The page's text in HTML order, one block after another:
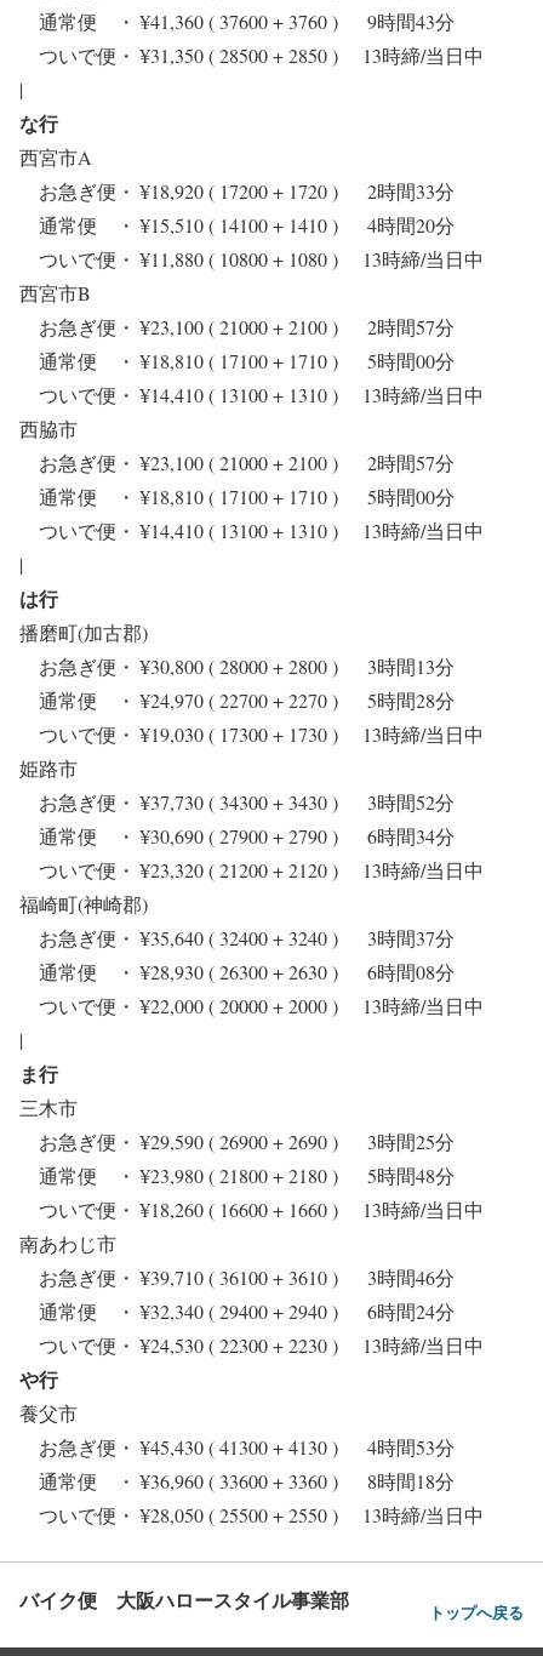
通常便 ・ ¥41,360 ( 37600 + 3760 ) 9時間43分
ついで便・ ¥31,350 ( 28500 + 2850 ) 13時締/当日中
|
な行
西宮市A
お急ぎ便・ ¥18,920 ( 17200 + 1720 ) 2時間33分
通常便 ・ ¥15,510 ( 14100 + 1410 ) 4時間20分
ついで便・ ¥11,880 ( 10800 + 1080 ) 13時締/当日中
西宮市B
お急ぎ便・ ¥23,100 ( 21000 + 2100 ) 2時間57分
通常便 ・ ¥18,810 ( 17100 + 1710 ) 5時間00分
ついで便・ ¥14,410 ( 13100 + 1310 ) 13時締/当日中
西脇市
お急ぎ便・ ¥23,100 ( 21000 + 2100 ) 2時間57分
通常便 ・ ¥18,810 ( 17100 + 1710 ) 5時間00分
ついで便・ ¥14,410 ( 13100 + 1310 ) 13時締/当日中
|
は行
播磨町(加古郡)
お急ぎ便・ ¥30,800 ( 28000 + 2800 ) 3時間13分
通常便 ・ ¥24,970 ( 22700 + 2270 ) 5時間28分
ついで便・ ¥19,030 ( 17300 + 1730 ) 13時締/当日中
姫路市
お急ぎ便・ ¥37,730 ( 34300 + 3430 ) 3時間52分
通常便 ・ ¥30,690 ( 27900 + 2790 ) 6時間34分
ついで便・ ¥23,320 ( 21200 + 2120 ) 13時締/当日中
福崎町(神崎郡)
お急ぎ便・ ¥35,640 ( 32400 + 3240 ) 3時間37分
通常便 ・ ¥28,930 ( 26300 + 2630 ) 6時間08分
ついで便・ ¥22,000 ( 20000 + 2000 ) 13時締/当日中
|
ま行
三木市
お急ぎ便・ ¥29,590 ( 26900 + 2690 ) 3時間25分
通常便 ・ ¥23,980 ( 21800 + 2180 ) 5時間48分
ついで便・ ¥18,260 ( 16600 + 1660 ) 13時締/当日中
南あわじ市
お急ぎ便・ ¥39,710 ( 36100 + 3610 ) 3時間46分
通常便 ・ ¥32,340 ( 29400 + 2940 ) 6時間24分
ついで便・ ¥24,530 ( 22300 + 2230 ) 13時締/当日中
や行
養父市
お急ぎ便・ ¥45,430 ( 41300 + 4130 ) 4時間53分
通常便 ・ ¥36,960 ( 33600 + 3360 ) 8時間18分
ついで便・ ¥28,050 ( 25500 + 2550 ) 13時締/当日中
バイク便 大阪ハロースタイル事業部 トップへ戻る